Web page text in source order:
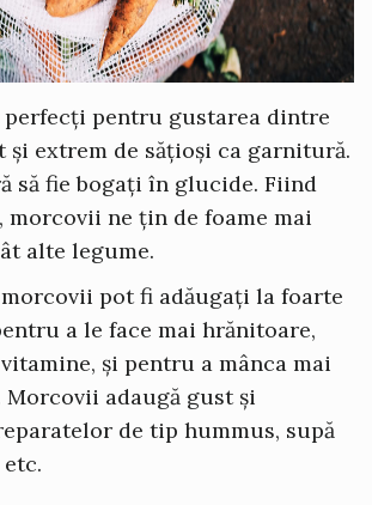
pentru gustarea dintre
și extrem de sățioși ca garnitură.
să fie bogați în glucide. Fiind
morcovii ne țin de foame mai
alte legume.
morcovii pot fi adăugați la foarte
a le face mai hrănitoare,
și pentru a mânca mai
adaugă gust și
de tip hummus, supă